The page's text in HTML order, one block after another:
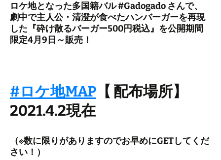
ロケ地となった多国籍バル #Gadogado さんで、
劇中で主人公・清澄が食べたハンバーガーを再現
した『砕け散るバーガー500円税込』を公開期間
限定4月9日～販売！
#ロケ地MAP 【 配布場所】
2021.4.2現在
（※数に限りがありますのでお早めにGETしてくだ
さい！）